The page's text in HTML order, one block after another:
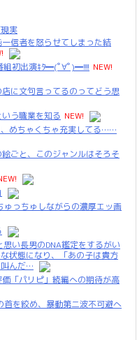
実
信者を怒らせてしまった結
組初出演ｷﾀ━(ﾟ∀ﾟ)━!!!! NEW!
に文句言ってるのってどう思
う職業を知る NEW!
、めちゃくちゃ充実してる……
ごと、このジャンルはそろそ
っちゅしながらの濃厚エッ画
い長男のDNA鑑定をするがい
状態になり、「あの子は貴方
叫んだ…
「パリピ」続編への期待が高
首を絞め、暴動第二波不可避へ